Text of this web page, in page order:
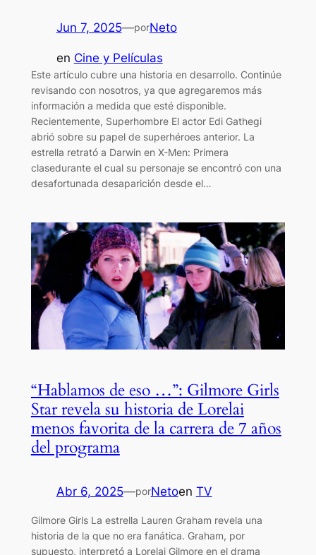
Jun 7, 2025—porNeto
en Cine y Películas
Este artículo cubre una historia en desarrollo. Continúe
revisando con nosotros, ya que agregaremos más
información a medida que esté disponible.
Recientemente, Superhombre El actor Edi Gathegi
abrió sobre su papel de superhéroes anterior. La
estrella retrató a Darwin en X-Men: Primera
clasedurante el cual su personaje se encontró con una
desafortunada desaparición desde el…
“Hablamos de eso …”: Gilmore Girls
Star revela su historia de Lorelai
menos favorita de la carrera de 7 años
del programa
Abr 6, 2025—porNetoen TV
Gilmore Girls La estrella Lauren Graham revela una
historia de la que no era fanática. Graham, por
supuesto, interpretó a Lorelai Gilmore en el drama